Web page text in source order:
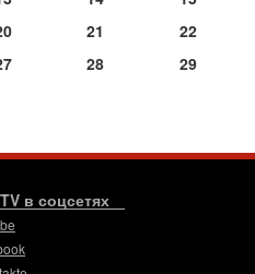
21
22
28
29
в соцсетях